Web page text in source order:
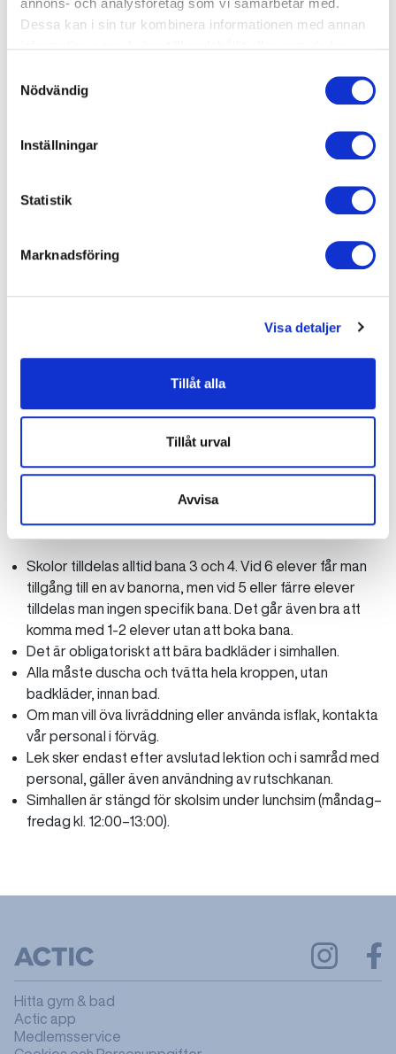
Dessa kan i sin tur kombinera informationen med annan
Nödvändig
Inställningar
Statistik
Marknadsföring
Visa detaljer
Tillåt alla
Tillåt urval
Avvisa
Fristående skolor betalar 45 kr per elev och tillfälle.
Kommunala skolor (inom Danderyds kommun) har fri
banhyra.
är fler 6 elever eller fler.
Vi erbjuder simlärare från vår personal och då är kostnaden
950 kr per tillfälle (40 min), oavsett skolform. Banhyra och
alternativ.
Vid första besöket behöver vi skolans faktureringsunderlag.
Avbokningsvillkor simskola: Pris gäller bokat antal elever.
ändring av antal elever ska ske senast 48 timmar före
kurstillfället. Därefter debiteras full avgift för bokade
Bra att veta inför besöket
Skolor tilldelas alltid bana 3 och 4. Vid 6 elever får man
tillgång till en av banorna, men vid 5 eller färre elever
tilldelas man ingen specifik bana. Det går även bra att
komma med 1-2 elever utan att boka bana.
Det är obligatoriskt att bära badkläder i simhallen.
Alla måste duscha och tvätta hela kroppen, utan
badkläder, innan bad.
Om man vill öva livräddning eller använda isflak, kontakta
vår personal i förväg.
Lek sker endast efter avslutad lektion och i samråd med
personal, gäller även användning av rutschkanan.
Simhallen är stängd för skolsim under lunchsim (måndag–
fredag kl. 12:00–13:00).
Hitta gym & bad
Actic app
Medlemsservice